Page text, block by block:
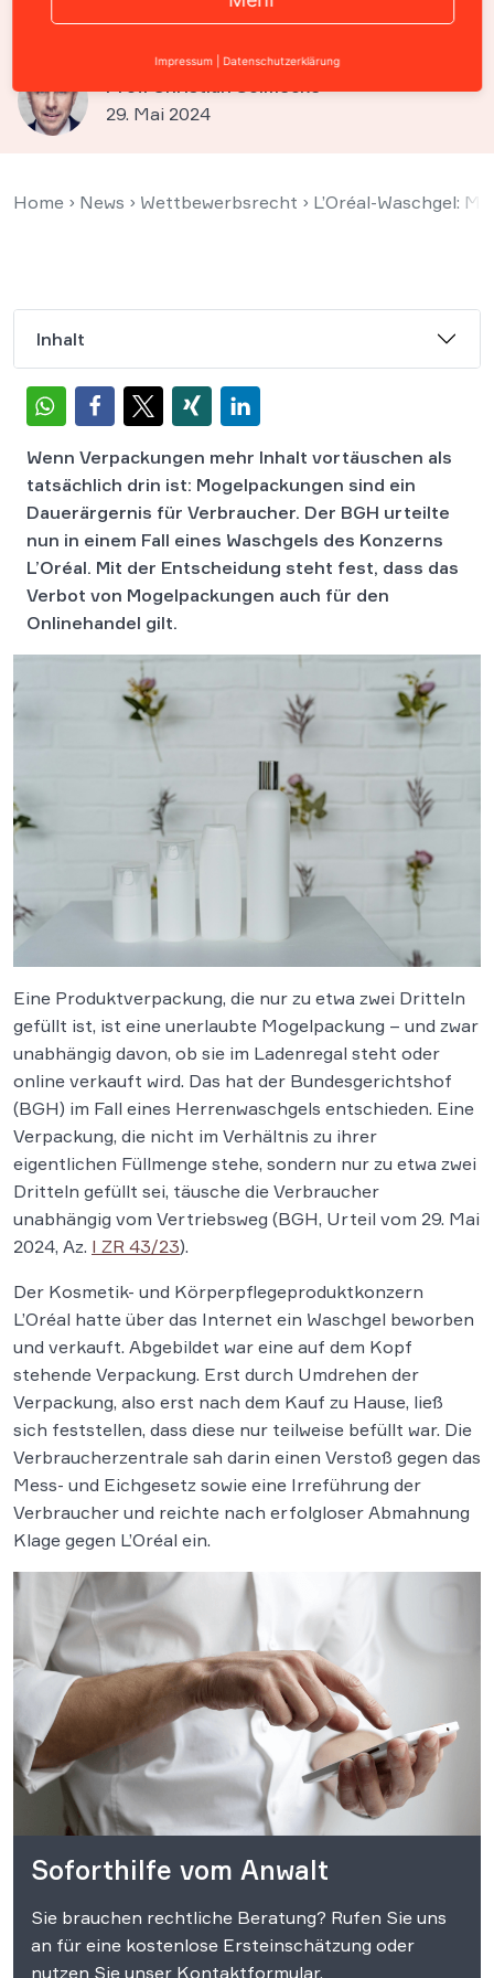
verboten
Prof. Christian Solmecke
29. Mai 2024
Home › News › Wettbewerbsrecht › L’Oréal-Waschgel:
Inhalt
Wenn Verpackungen mehr Inhalt vortäuschen als
tatsächlich drin ist: Mogelpackungen sind ein
Dauerärgernis für Verbraucher. Der BGH urteilte
nun in einem Fall eines Waschgels des Konzerns
L’Oréal. Mit der Entscheidung steht fest, dass das
Verbot von Mogelpackungen auch für den
Onlinehandel gilt.
Eine Produktverpackung, die nur zu etwa zwei Dritteln
gefüllt ist, ist eine unerlaubte Mogelpackung – und zwar
unabhängig davon, ob sie im Ladenregal steht oder
online verkauft wird. Das hat der Bundesgerichtshof
(BGH) im Fall eines Herrenwaschgels entschieden. Eine
Verpackung, die nicht im Verhältnis zu ihrer
eigentlichen Füllmenge stehe, sondern nur zu etwa zwei
Dritteln gefüllt sei, täusche die Verbraucher
unabhängig vom Vertriebsweg (BGH, Urteil vom 29. Mai
2024, Az. I ZR 43/23).
Der Kosmetik- und Körperpflegeproduktkonzern
L’Oréal hatte über das Internet ein Waschgel beworben
und verkauft. Abgebildet war eine auf dem Kopf
stehende Verpackung. Erst durch Umdrehen der
Verpackung, also erst nach dem Kauf zu Hause, ließ
sich feststellen, dass diese nur teilweise befüllt war. Die
Verbraucherzentrale sah darin einen Verstoß gegen das
Mess- und Eichgesetz sowie eine Irreführung der
Verbraucher und reichte nach erfolgloser Abmahnung
Klage gegen L’Oréal ein.
Soforthilfe vom Anwalt
Sie brauchen rechtliche Beratung? Rufen Sie uns
an für eine kostenlose Ersteinschätzung oder
nutzen Sie unser Kontaktformular.
Impressum Datenschutzerklärung